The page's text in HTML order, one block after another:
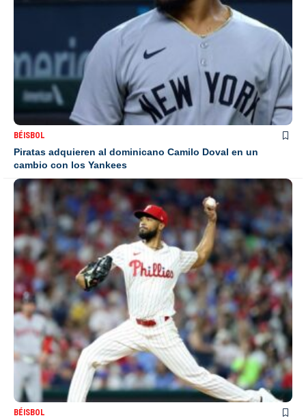
BÉISBOL
Piratas adquieren al dominicano Camilo Doval en un
cambio con los Yankees
BÉISBOL